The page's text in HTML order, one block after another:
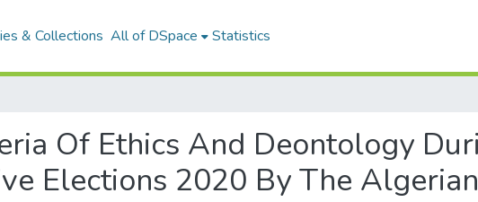
& Collections All of DSpace Statistics
Of Ethics And Deontology
Elections 2020 By The